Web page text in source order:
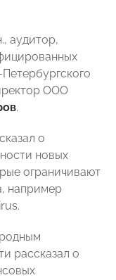
аудитор,
ООО
.
о
новых
ограничивают
например
рассказал о